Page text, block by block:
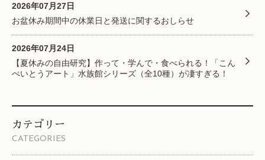
2026年07月27日
お盆休み期間中の休業日と発送に関するおしらせ
2026年07月24日
【夏休みの自由研究】作って・学んで・食べられる！「こん
ぺいとうアート」水族館シリーズ（全10種）が凄すぎる！
カテゴリー
CATEGORIES